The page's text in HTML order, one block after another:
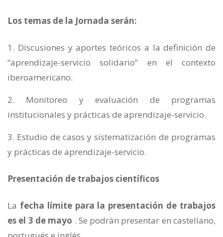
Los temas de la Jornada serán:
Discusiones y aportes teóricos a la definición de
“aprendizaje-servicio solidario” en el contexto
iberoamericano.
Monitoreo y evaluación de programas
institucionales y prácticas de aprendizaje-servicio.
Estudio de casos y sistematización de programas
y prácticas de aprendizaje-servicio.
Presentación de trabajos científicos
La fecha límite para la presentación de trabajos
es el 3 de mayo . Se podrán presentar en castellano,